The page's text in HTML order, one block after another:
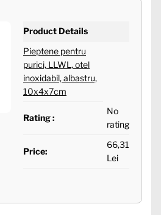
Product Details
Pieptene pentru
purici, LLWL, otel
inoxidabil, albastru,
10x4x7cm
Rating :
No
rating
Price:
66,31
Lei